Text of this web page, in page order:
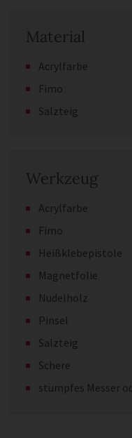
Material
Acrylfarbe
Fimo
Salzteig
Werkzeug
Acrylfarbe
Fimo
Heißklebepistole
Magnetfolie
Nudelholz
Pinsel
Salzteig
Schere
stumpfes Messer